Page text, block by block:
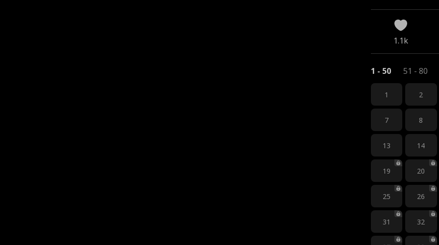
1.1k
1 - 50 51 - 80
1 2
7 8
13 14
19 20
25 26
31 32